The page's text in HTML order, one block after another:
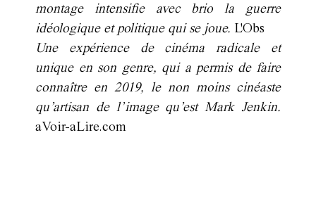
montage intensifie avec brio la guerre
idéologique et politique qui se joue. L'Obs
Une expérience de cinéma radicale et
unique en son genre, qui a permis de faire
connaître en 2019, le non moins cinéaste
qu’artisan de l’image qu’est Mark Jenkin.
aVoir-aLire.com